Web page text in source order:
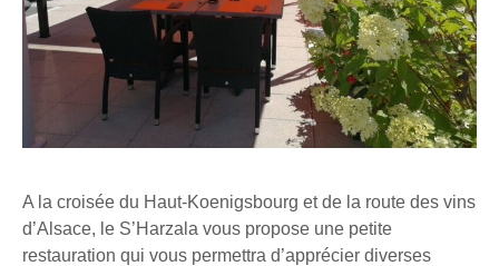
A la croisée du Haut-Koenigsbourg et de la route des vins
d’Alsace, le S’Harzala vous propose une petite
restauration qui vous permettra d’apprécier diverses